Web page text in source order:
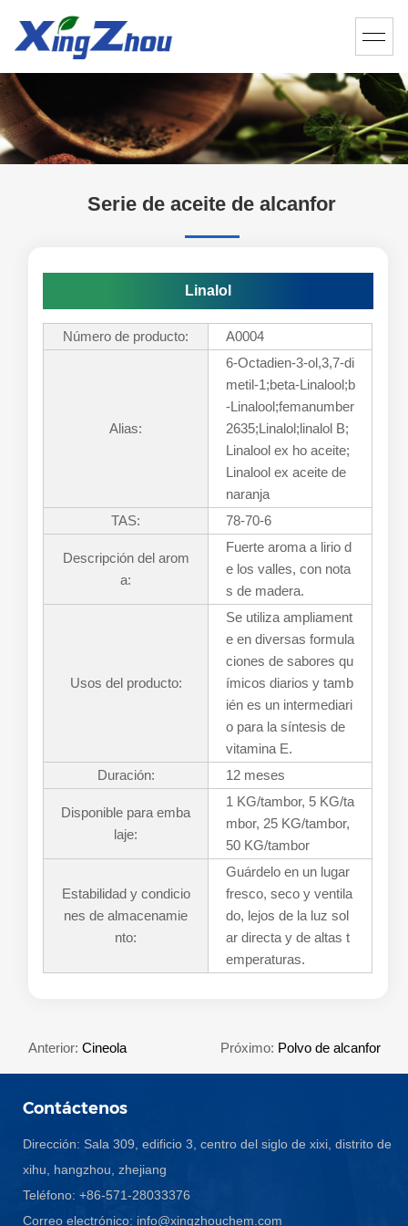
Serie de aceite de alcanfor
Linalol
Número de producto: A0004
Alias:
6-Octadien-3-ol,3,7-di
metil-1;beta-Linalool;b
-Linalool;femanumber
2635;Linalol;linalol B;
Linalool ex ho aceite;
Linalool ex aceite de
naranja
TAS:
78-70-6
Descripción del arom
a:
Fuerte aroma a lirio d
e los valles, con nota
s de madera.
Usos del producto:
Se utiliza ampliament
e en diversas formula
ciones de sabores qu
ímicos diarios y tamb
ién es un intermediari
o para la síntesis de
vitamina E.
Duración:
12 meses
Disponible para emba
laje:
1 KG/tambor, 5 KG/ta
mbor, 25 KG/tambor,
50 KG/tambor
Estabilidad y condicio
nes de almacenamie
nto:
Guárdelo en un lugar
fresco, seco y ventila
do, lejos de la luz sol
ar directa y de altas t
emperaturas.
Anterior:Cineola Próximo: Polvo de alcanfor
Contáctenos
Dirección: Sala 309, edificio 3, centro del siglo de xixi, distrito de
xihu, hangzhou, zhejiang
Teléfono: +86-571-28033376
Correo electrónico: info@xingzhouchem.com